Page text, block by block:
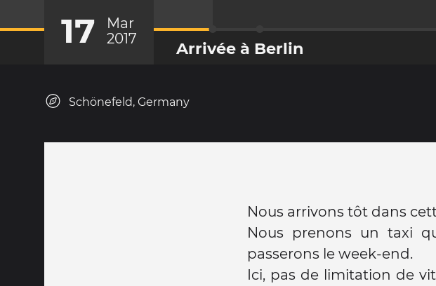
17
Mar
2017
Arrivée à Berlin
Schönefeld, Germany
Nous arrivons tôt dans
Nous prenons un taxi
passerons le week-end.
Ici, pas de limitation de